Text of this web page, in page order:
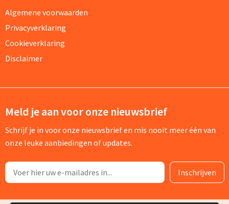
Algemene voorwaarden
Privacyverklaring
Cookieverklaring
Disclaimer
Meld je aan voor onze nieuwsbrief
Schrijf je in voor onze nieuwsbrief en mis nooit meer één van
onze leuke aanbiedingen of updates.